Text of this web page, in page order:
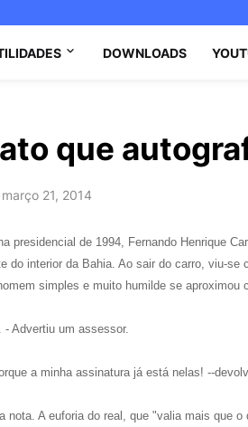
DOWNLOADS
que
março 21, 2014
presidencial de 1994, Fernando Henrique
do interior da Bahia. Ao sair do carro, viu-
simples e muito humilde se aproximou
Advertiu um assessor.
a minha assinatura já está nelas! --
nota. A euforia do real, que "valia mais que